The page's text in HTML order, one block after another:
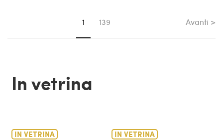
Sei su pagina
1 139 Avanti >
In vetrina
IN VETRINA IN VETRINA